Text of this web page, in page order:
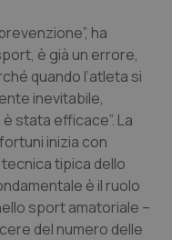
ha
è già un errore,
quando l’atleta si
inevitabile,
stata efficace”. La
inizia con
tipica dello
è il ruolo
sport amatoriale –
del numero delle